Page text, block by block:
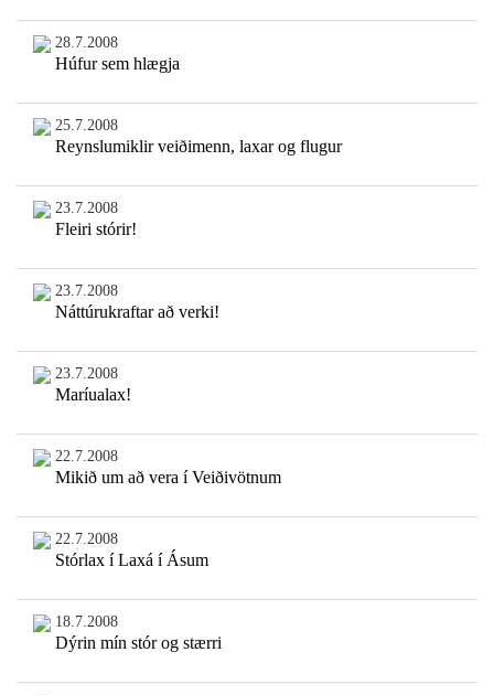
28.7.2008
Húfur sem hlægja
25.7.2008
Reynslumiklir veiðimenn, laxar og flugur
23.7.2008
Fleiri stórir!
23.7.2008
Náttúrukraftar að verki!
23.7.2008
Maríualax!
22.7.2008
Mikið um að vera í Veiðivötnum
22.7.2008
Stórlax í Laxá í Ásum
18.7.2008
Dýrin mín stór og stærri